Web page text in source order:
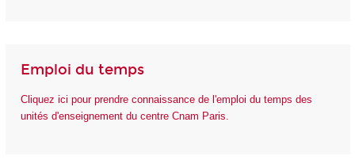
Emploi du temps
Cliquez ici pour prendre connaissance de l'emploi du temps des
unités d'enseignement du centre Cnam Paris.